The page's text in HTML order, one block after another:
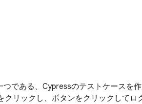
である、Cypressのテストケースを作
リックし、ボタンをクリックしてロ